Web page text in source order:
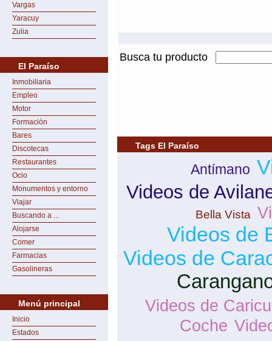
Vargas
Yaracuy
Zulia
El Paraíso
Inmobiliaria
Empleo
Motor
Formación
Bares
Discotecas
Restaurantes
Ocio
Monumentos y entorno
Viajar
Buscando a ...
Alojarse
Comer
Farmacias
Gasolineras
Menú principal
Inicio
Estados
Busca tu producto
Tags El Paraíso
Antímano
Videos de
Bella Vista
Videos de
Videos de
Videos de
Coche